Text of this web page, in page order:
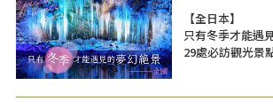
【全日本】
只有冬季才能
29處必訪觀光景